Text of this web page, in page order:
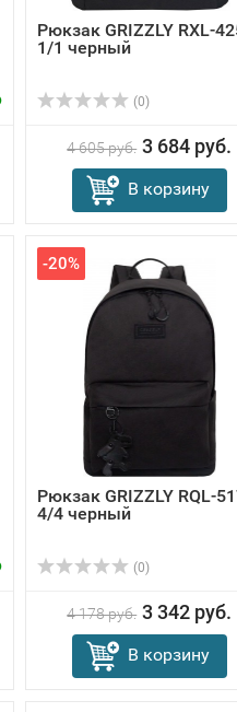
Рюкзак GRIZZLY RXL-
1/1 черный
(0)
4 605 руб. 3 684 руб.
В корзину
-20%
Рюкзак GRIZZLY RQL-
4/4 черный
(0)
4 178 руб. 3 342 руб.
В корзину